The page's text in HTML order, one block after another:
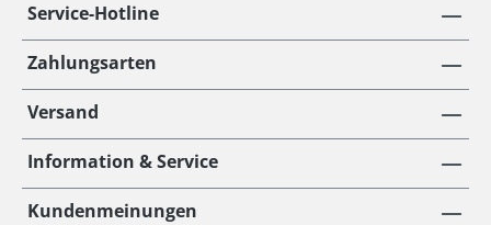
Service-Hotline
Zahlungsarten
Versand
Information & Service
Kundenmeinungen